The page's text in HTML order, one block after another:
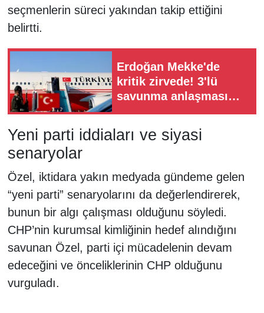
seçmenlerin süreci yakından takip ettiğini
belirtti.
Erdoğan Mekke'de
kritik zirvede! 3'lü
savunma anlaşması
Yeni parti iddiaları ve siyasi
senaryolar
Özel, iktidara yakın medyada gündeme gelen
“yeni parti” senaryolarını da değerlendirerek,
bunun bir algı çalışması olduğunu söyledi.
CHP’nin kurumsal kimliğinin hedef alındığını
savunan Özel, parti içi mücadelenin devam
edeceğini ve önceliklerinin CHP olduğunu
vurguladı.